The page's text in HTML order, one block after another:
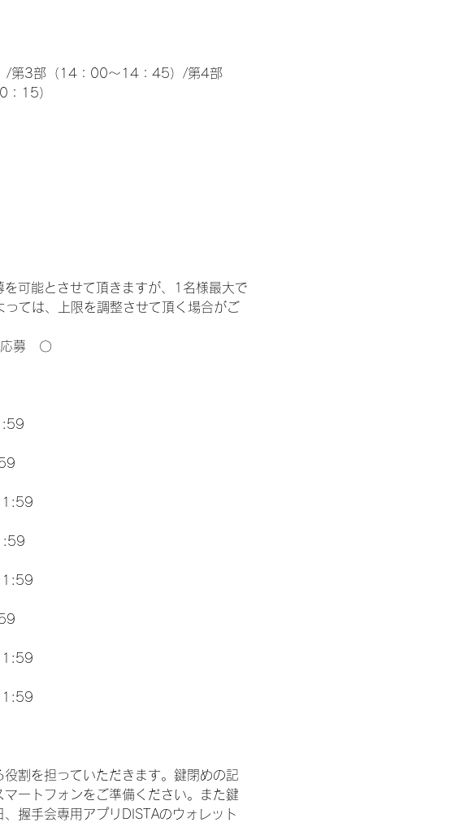
/第3部（14：00～14：45）/第4部
15）
可能とさせて頂きますが、1名様最大で
ては、上限を調整させて頂く場合がご
募　〇
割を担っていただきます。鍵閉めの記
ートフォンをご準備ください。また鍵
握手会専用アプリDISTAのウォレット